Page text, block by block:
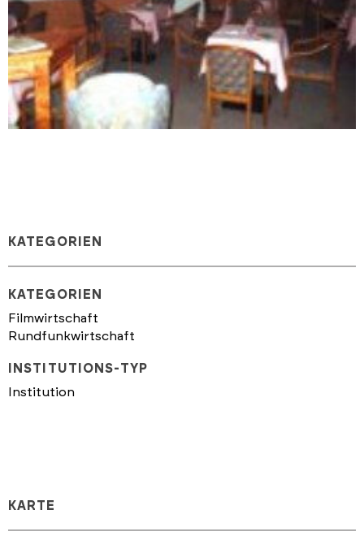
KATEGORIEN
KATEGORIEN
Filmwirtschaft
Rundfunkwirtschaft
INSTITUTIONS-TYP
Institution
KARTE